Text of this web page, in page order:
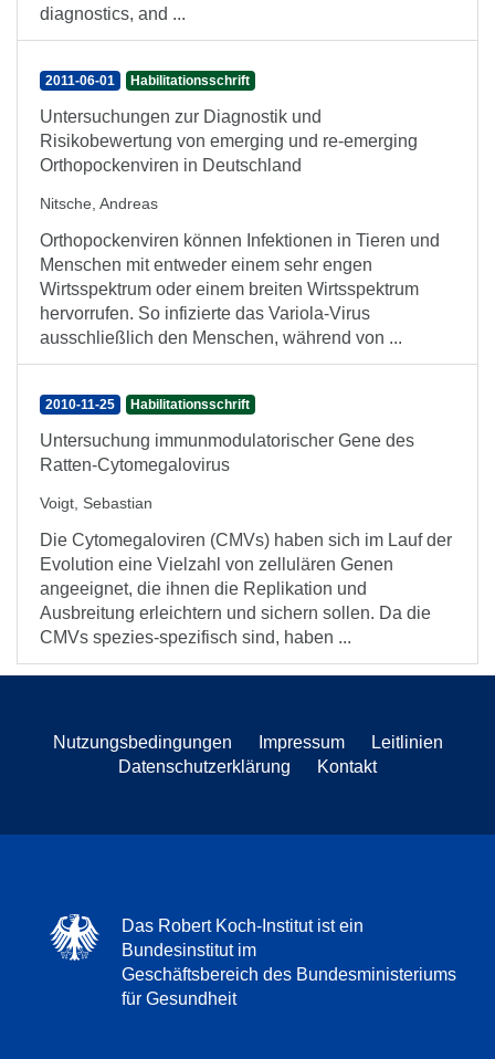
diagnostics, and ...
2011-06-01 Habilitationsschrift
Untersuchungen zur Diagnostik und
Risikobewertung von emerging und re-emerging
Orthopockenviren in Deutschland
Nitsche, Andreas
Orthopockenviren können Infektionen in Tieren und
Menschen mit entweder einem sehr engen
Wirtsspektrum oder einem breiten Wirtsspektrum
hervorrufen. So infizierte das Variola-Virus
ausschließlich den Menschen, während von ...
2010-11-25 Habilitationsschrift
Untersuchung immunmodulatorischer Gene des
Ratten-Cytomegalovirus
Voigt, Sebastian
Die Cytomegaloviren (CMVs) haben sich im Lauf der
Evolution eine Vielzahl von zellulären Genen
angeeignet, die ihnen die Replikation und
Ausbreitung erleichtern und sichern sollen. Da die
CMVs spezies-spezifisch sind, haben ...
Nutzungsbedingungen Impressum
Leitlinien
Datenschutzerklärung
Kontakt
Das Robert Koch-Institut ist ein
Bundesinstitut im
Geschäftsbereich des Bundesministeriums
für Gesundheit